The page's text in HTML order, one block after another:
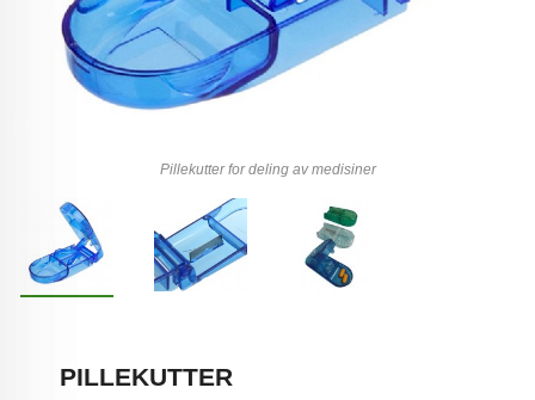
Pillekutter for deling av medisiner
PILLEKUTTER